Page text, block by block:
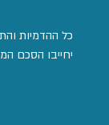
כל ההדמיות
יחייבו הסכם